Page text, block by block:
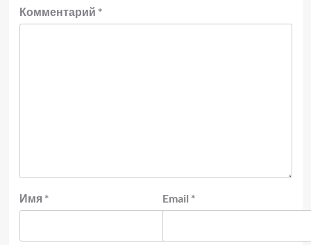
Комментарий *
Имя * Email *